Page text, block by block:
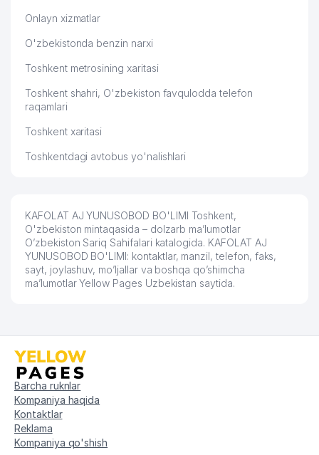
Onlayn xizmatlar
O'zbekistonda benzin narxi
Toshkent metrosining xaritasi
Toshkent shahri, O'zbekiston favqulodda telefon
raqamlari
Toshkent xaritasi
Toshkentdagi avtobus yo'nalishlari
KAFOLAT AJ YUNUSOBOD BO'LIMI Toshkent,
O'zbekiston mintaqasida – dolzarb ma’lumotlar
O’zbekiston Sariq Sahifalari katalogida. KAFOLAT AJ
YUNUSOBOD BO'LIMI: kontaktlar, manzil, telefon, faks,
sayt, joylashuv, mo’ljallar va boshqa qo’shimcha
ma’lumotlar Yellow Pages Uzbekistan saytida.
Barcha ruknlar
Kompaniya haqida
Kontaktlar
Reklama
Kompaniya qo'shish